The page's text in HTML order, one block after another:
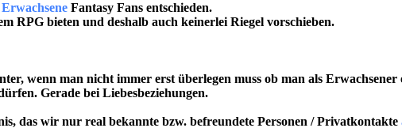
Fantasy Fans entschieden.
RPG bieten und deshalb auch keinerlei Riegel vorschieben.
wenn man nicht immer erst überlegen muss ob man als
Gerade bei Liebesbeziehungen.
das wir nur real bekannte bzw. befreundete Personen / Privatkontakte